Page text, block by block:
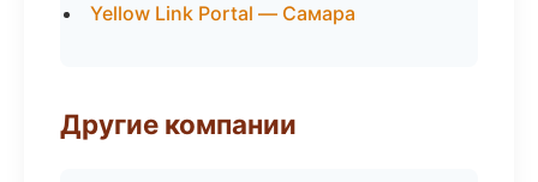
Yellow Link Portal — Самара
Другие компании